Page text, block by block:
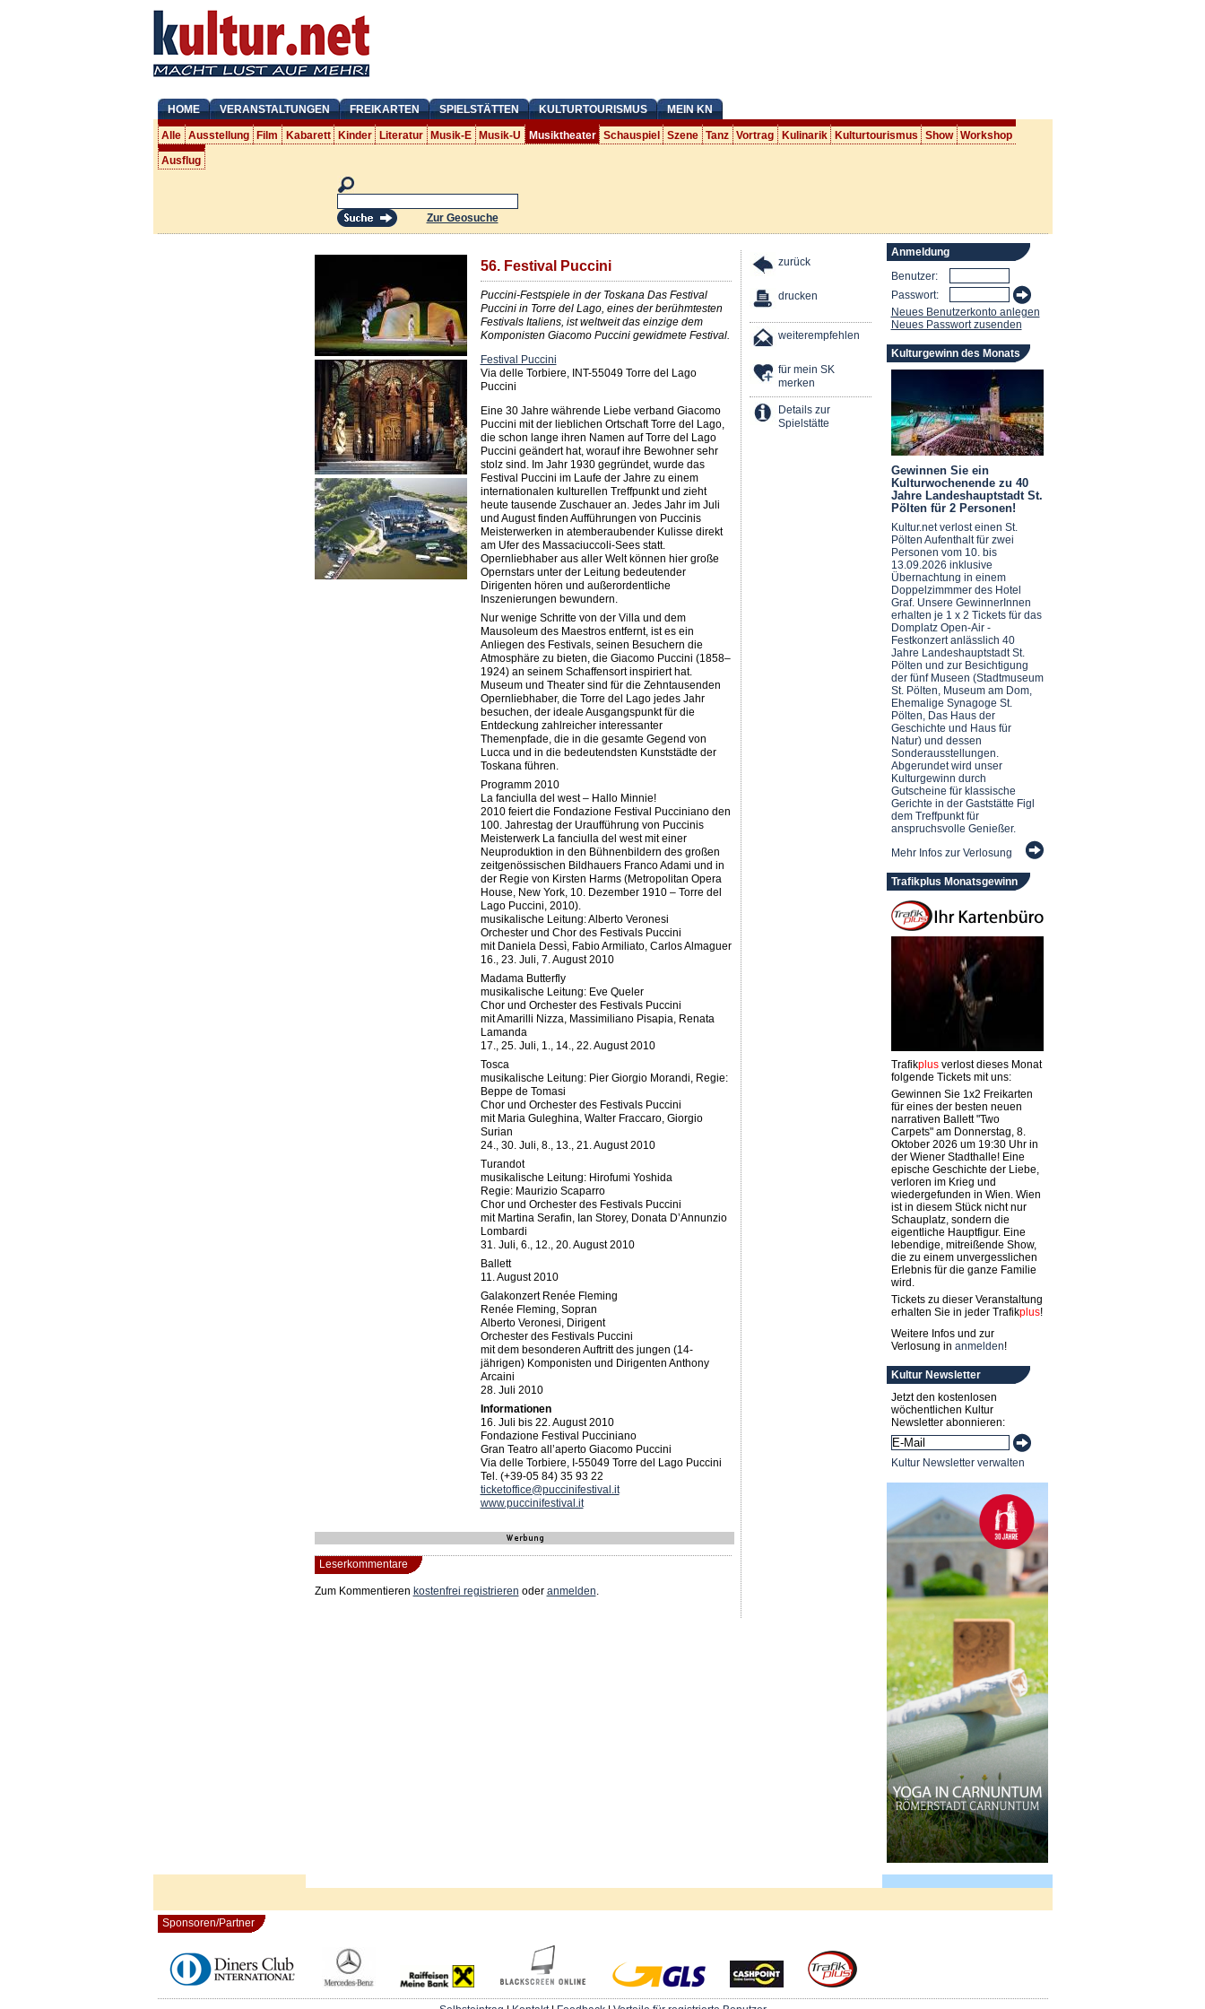
HOME VERANSTALTUNGEN FREIKARTEN SPIELSTÄTTEN KULTURTOURISMUS MEIN KN
Alle Ausstellung Film Kabarett Kinder Literatur Musik-E Musik-U Musiktheater Schauspiel Szene Tanz Vortrag Kulinarik Kulturtourismus Show Workshop
Ausflug
Zur Geosuche
56. Festival Puccini
Puccini-Festspiele in der Toskana Das Festival
Puccini in Torre del Lago, eines der berühmtesten
Festivals Italiens, ist weltweit das einzige dem
Komponisten Giacomo Puccini gewidmete Festival.
Festival Puccini
Via delle Torbiere, INT-55049 Torre del Lago
Puccini
Eine 30 Jahre währende Liebe verband Giacomo
Puccini mit der lieblichen Ortschaft Torre del Lago,
die schon lange ihren Namen auf Torre del Lago
Puccini geändert hat, worauf ihre Bewohner sehr
stolz sind. Im Jahr 1930 gegründet, wurde das
Festival Puccini im Laufe der Jahre zu einem
internationalen kulturellen Treffpunkt und zieht
heute tausende Zuschauer an. Jedes Jahr im Juli
und ­August finden Aufführungen von Puccinis
Meisterwerken in atemberaubender Kulisse direkt
am Ufer des Massaciuccoli-Sees statt.
Opernliebhaber aus aller Welt können hier große
Opernstars unter der Leitung bedeutender
Dirigenten hören und außerordentliche
Inszenierungen bewundern.
Nur wenige Schritte von der Villa und dem
Mausoleum des Maestros entfernt, ist es ein
Anliegen des Festivals, seinen Besuchern die
Atmosphäre zu bieten, die Giacomo Puccini (1858–
1924) an seinem Schaffensort inspiriert hat.
Museum und Theater sind für die Zehntausenden
Opernliebhaber, die Torre del Lago jedes Jahr
besuchen, der ideale Ausgangspunkt für die
Entdeckung zahlreicher interessanter
Themenpfade, die in die gesamte Gegend von
Lucca und in die bedeutendsten Kunststädte der
Toskana führen.
Programm 2010
La fanciulla del west – Hallo Minnie!
2010 feiert die Fondazione Festival ­Puc­ciniano den
100. Jahrestag der Uraufführung von Puccinis
Meisterwerk La fanciulla del west mit einer
Neuproduktion in den Bühnenbildern des großen
zeitgenössischen Bildhauers Franco Adami und in
der Regie von Kirsten Harms (Metropolitan Opera
House, New York, 10. Dezember 1910 – Torre del
Lago Puccini, 2010).
musikalische Leitung: Alberto Veronesi
Orchester und Chor des Festivals Puccini
mit Daniela Dessì, Fabio Armiliato, ­Carlos Almaguer
16., 23. Juli, 7. August 2010
Madama Butterfly
musikalische Leitung: Eve Queler
Chor und Orchester des Festivals Puccini
mit Amarilli Nizza, Massimiliano Pisapia, Renata
Lamanda
17., 25. Juli, 1., 14., 22. August 2010
Tosca
musikalische Leitung: Pier Giorgio ­Morandi, Regie:
Beppe de Tomasi
Chor und Orchester des Festivals Puccini
mit Maria Guleghina, Walter Fraccaro, Giorgio
Surian
24., 30. Juli, 8., 13., 21. August 2010
Turandot
musikalische Leitung: Hirofumi Yoshida
Regie: Maurizio Scaparro
Chor und Orchester des Festivals Puccini
mit Martina Serafin, Ian Storey, Donata D’Annunzio
Lombardi
31. Juli, 6., 12., 20. August 2010
Ballett
11. August 2010
Galakonzert Renée Fleming
Renée Fleming, Sopran
Alberto Veronesi, Dirigent
Orchester des Festivals Puccini
mit dem besonderen Auftritt des jungen (14-
jährigen) Komponisten und ­Dirigenten Anthony
Arcaini
28. Juli 2010
Informationen
16. Juli bis 22. August 2010
Fondazione Festival Pucciniano
Gran Teatro all’aperto Giacomo Puccini
Via delle Torbiere, I-55049 Torre del Lago Puccini
Tel. (+39-05 84) 35 93 22
ticketoffice@puccinifestival.it
www.puccinifestival.it
Leserkommentare
Zum Kommentieren kostenfrei registrieren oder anmelden.
zurück
drucken
weiterempfehlen
für mein SK
merken
Details zur
Spielstätte
Anmeldung
Benutzer:
Passwort:
Neues Benutzerkonto anlegen
Neues Passwort zusenden
Kulturgewinn des Monats
Gewinnen Sie ein
Kulturwochenende zu 40
Jahre Landeshauptstadt St.
Pölten für 2 Personen!
Kultur.net verlost einen St.
Pölten Aufenthalt für zwei
Personen vom 10. bis
13.09.2026 inklusive
Übernachtung in einem
Doppelzimmmer des Hotel
Graf. Unsere GewinnerInnen
erhalten je 1 x 2 Tickets für das
Domplatz Open-Air -
Festkonzert anlässlich 40
Jahre Landeshauptstadt St.
Pölten und zur Besichtigung
der fünf Museen (Stadtmuseum
St. Pölten, Museum am Dom,
Ehemalige Synagoge St.
Pölten, Das Haus der
Geschichte und Haus für
Natur) und dessen
Sonderausstellungen.
Abgerundet wird unser
Kulturgewinn durch
Gutscheine für klassische
Gerichte in der Gaststätte Figl
dem Treffpunkt für
anspruchsvolle Genießer.
Mehr Infos zur Verlosung
Trafikplus Monatsgewinn
Trafikplusverlost dieses Monat
folgende Tickets mit uns:
Gewinnen Sie 1x2 Freikarten
für eines der besten neuen
narrativen Ballett "Two
Carpets" am Donnerstag, 8.
Oktober 2026 um 19:30 Uhr in
der Wiener Stadthalle! Eine
epische Geschichte der Liebe,
verloren im Krieg und
wiedergefunden in Wien. Wien
ist in diesem Stück nicht nur
Schauplatz, sondern die
eigentliche Hauptfigur. Eine
lebendige, mitreißende Show,
die zu einem unvergesslichen
Erlebnis für die ganze Familie
wird.
Tickets zu dieser Veranstaltung
erhalten Sie in jeder Trafikplus!
Weitere Infos und zur
Verlosung in anmelden!
Kultur Newsletter
Jetzt den kostenlosen
wöchentlichen Kultur
Newsletter abonnieren:
Kultur Newsletter verwalten
Sponsoren/Partner